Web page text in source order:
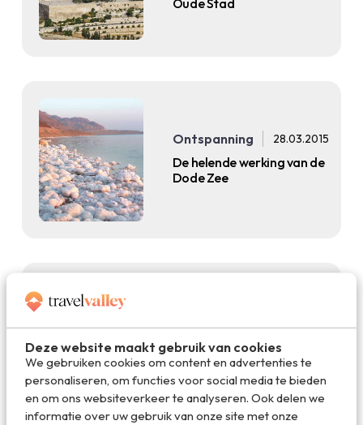
Deze website maakt gebruik van cookies
We gebruiken cookies om content en advertenties te
personaliseren, om functies voor social media te bieden
en om ons websiteverkeer te analyseren. Ook delen we
informatie over uw gebruik van onze site met onze
Oude Stad
Ontspanning 28.03.2015
De helende werking van de
Dode Zee
Zon, zee, strand en natuur in
Israël!